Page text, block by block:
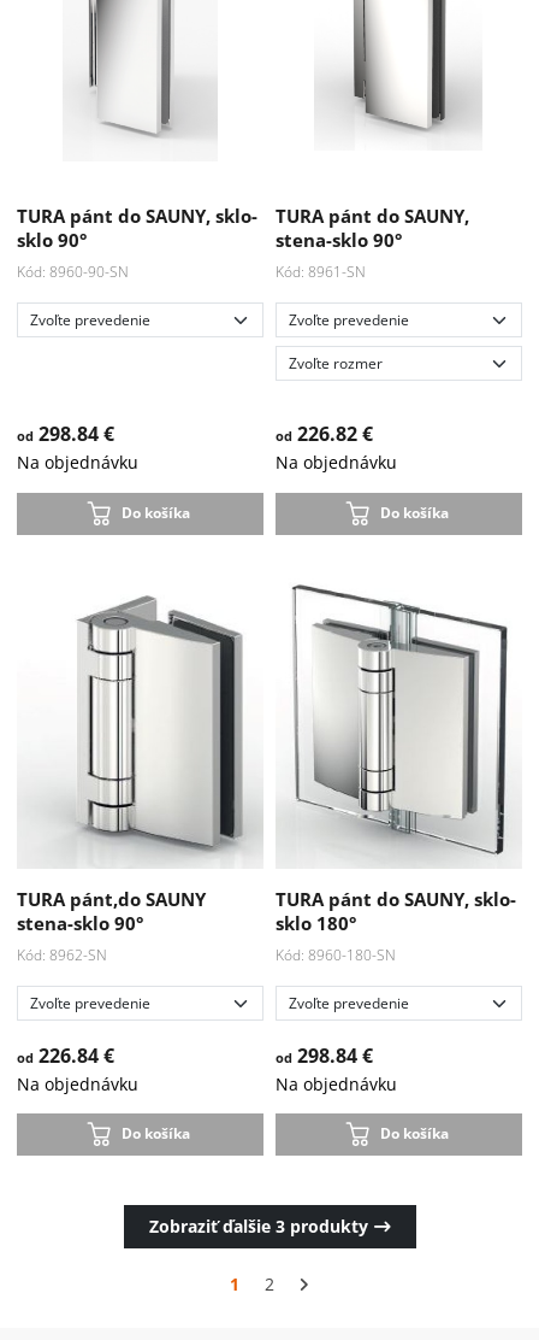
TURA pánt do SAUNY, sklo-
sklo 90°
Kód: 8960-90-SN
od298.84 €
Na objednávku
Do košíka
TURA pánt do SAUNY,
stena-sklo 90°
Kód: 8961-SN
od 226.82 €
Na objednávku
Do košíka
TURA pánt,do SAUNY
stena-sklo 90°
Kód: 8962-SN
od226.84 €
Na objednávku
Do košíka
TURA pánt do SAUNY, sklo-
sklo 180°
Kód: 8960-180-SN
od 298.84 €
Na objednávku
Do košíka
Zobraziť ďalšie 3 produkty
1 2